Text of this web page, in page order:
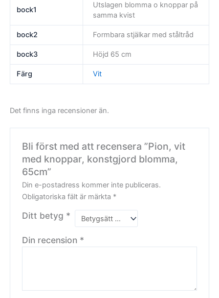
bock1
Utslagen blomma o knoppar på
samma kvist
bock2 Formbara stjälkar med ståltråd
bock3 Höjd 65 cm
Färg Vit
Det finns inga recensioner än.
Bli först med att recensera ”Pion, vit
med knoppar, konstgjord blomma,
65cm”
Din e-postadress kommer inte publiceras.
Obligatoriska fält är märkta *
Ditt betyg *
Din recension *